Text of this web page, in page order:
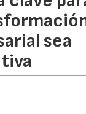
sea